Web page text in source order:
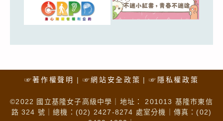
☞著作權聲明 ☞網站安全政策 ☞隱私權政策
©2022 國立基隆女子高級中學｜地址： 201013 基隆市東信
路 324 號｜總機：(02) 2427-8274 處室分機｜傳真：(02)